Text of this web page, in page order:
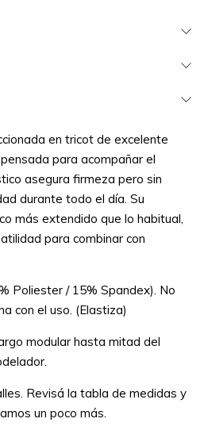
en tricot de excelente
para acompañar el
asegura firmeza pero sin
durante todo el día. Su
más extendido que lo habitual,
para combinar con
Poliester / 15% Spandex). No
con el uso. (Elastiza)
modular hasta mitad del
Revisá la tabla de medidas y
un poco más.